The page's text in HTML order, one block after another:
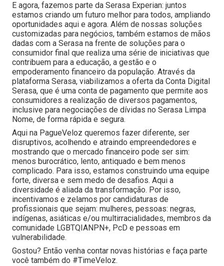
E agora, fazemos parte da Serasa Experian: juntos
estamos criando um futuro melhor para todos, ampliando
oportunidades aqui e agora. Além de nossas soluções
customizadas para negócios, também estamos de mãos
dadas com a Serasa na frente de soluções para o
consumidor final que realiza uma série de iniciativas que
contribuem para a educação, a gestão e o
empoderamento financeiro da população. Através da
plataforma Serasa, viabilizamos a oferta da Conta Digital
Serasa, que é uma conta de pagamento que permite aos
consumidores a realização de diversos pagamentos,
inclusive para negociações de dívidas no Serasa Limpa
Nome, de forma rápida e segura.
Aqui na PagueVeloz queremos fazer diferente, ser
disruptivos, acolhendo e atraindo empreendedores e
mostrando que o mercado financeiro pode ser sim:
menos burocrático, lento, antiquado e bem menos
complicado. Para isso, estamos construindo uma equipe
forte, diversa e sem medo de desafios. Aqui a
diversidade é aliada da transformação. Por isso,
incentivamos e zelamos por candidaturas de
profissionais que sejam: mulheres, pessoas: negras,
indígenas, asiáticas e/ou multirracialidades, membros da
comunidade LGBTQIANPN+, PcD e pessoas em
vulnerabilidade.
Gostou? Então venha contar novas histórias e faça parte
você também do #TimeVeloz.